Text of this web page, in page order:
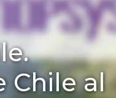
Chile al